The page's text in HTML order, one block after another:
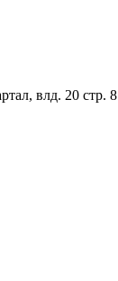
влд. 20 стр. 8